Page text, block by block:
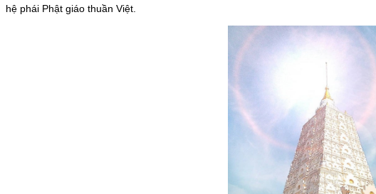
hệ phái Phật giáo thuần Việt.